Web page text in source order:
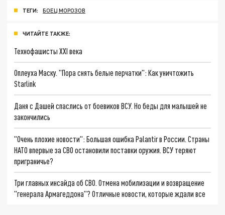
ТЕГИ: БОЕЦ МОРОЗОВ
ЧИТАЙТЕ ТАКЖЕ:
Технофашисты XXI века
Оплеуха Маску. "Пора снять белые перчатки": Как уничтожить
Starlink
Даня с Дашей спаслись от боевиков ВСУ. Но беды для малышей не
закончились
"Очень плохие новости": Большая ошибка Palantir в России. Страны
НАТО впервые за СВО остановили поставки оружия. ВСУ теряют
приграничье?
Три главных инсайда об СВО. Отмена мобилизации и возвращение
"генерала Армагеддона"? Отличные новости, которые ждали все